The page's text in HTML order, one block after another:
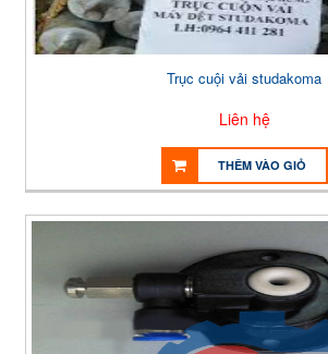
Trục cuội vải studakoma
Liên hệ
THÊM VÀO GIỎ